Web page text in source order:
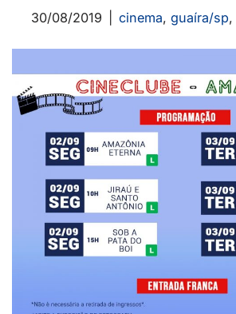
30/08/2019 cinema, guaíra/sp,